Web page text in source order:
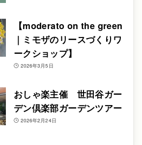
【moderato on the green
｜ミモザのリースづくりワ
ークショップ】
2026年3月5日
おしゃ楽主催 世田谷ガー
デン倶楽部ガーデンツアー
2026年2月24日